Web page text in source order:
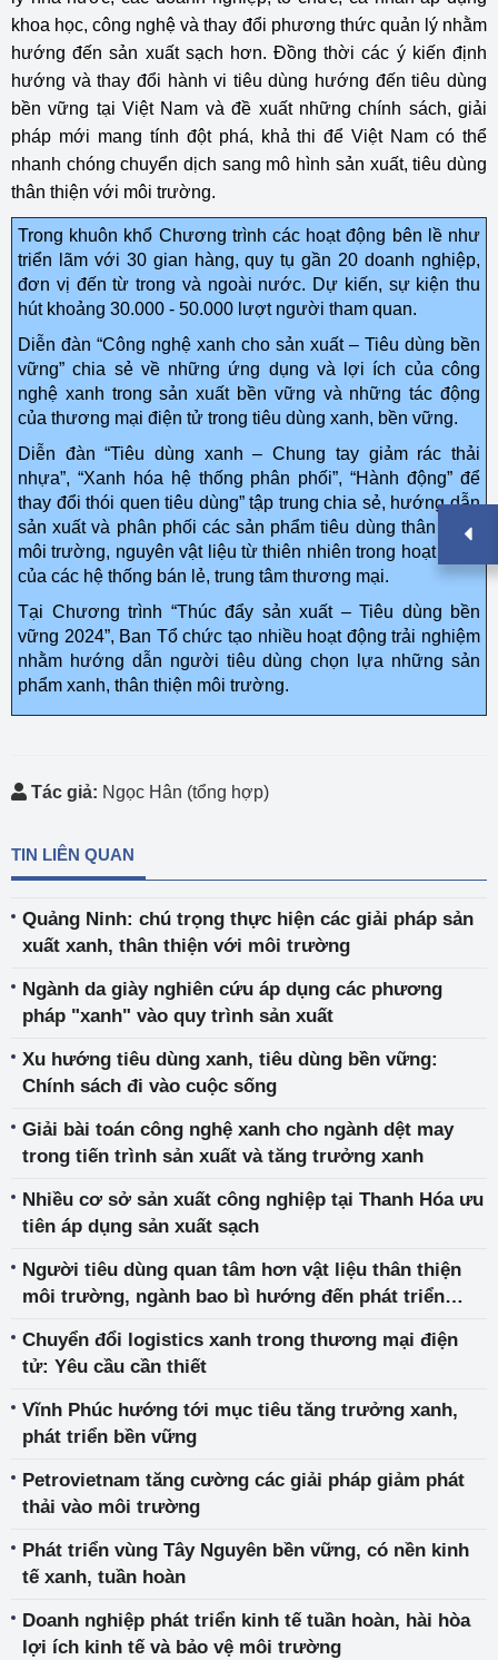
khoa học, công nghệ và thay đổi phương thức quản lý nhằm
hướng đến sản xuất sạch hơn. Đồng thời các ý kiến định
hướng và thay đổi hành vi tiêu dùng hướng đến tiêu dùng
bền vững tại Việt Nam và đề xuất những chính sách, giải
pháp mới mang tính đột phá, khả thi để Việt Nam có thể
nhanh chóng chuyển dịch sang mô hình sản xuất, tiêu dùng
thân thiện với môi trường.
Trong khuôn khổ Chương trình các hoạt động bên lề như
triển lãm với 30 gian hàng, quy tụ gần 20 doanh nghiệp,
đơn vị đến từ trong và ngoài nước. Dự kiến, sự kiện thu
hút khoảng 30.000 - 50.000 lượt người tham quan.
Diễn đàn “Công nghệ xanh cho sản xuất – Tiêu dùng bền
vững” chia sẻ về những ứng dụng và lợi ích của công
nghệ xanh trong sản xuất bền vững và những tác động
của thương mại điện tử trong tiêu dùng xanh, bền vững.
Diễn đàn “Tiêu dùng xanh – Chung tay giảm rác thải
nhựa”, “Xanh hóa hệ thống phân phối”, “Hành động” để
thay đổi thói quen tiêu dùng” tập trung chia sẻ, hướng dẫn
sản xuất và phân phối các sản phẩm tiêu dùng thân thiện
môi trường, nguyên vật liệu từ thiên nhiên trong hoạt động
của các hệ thống bán lẻ, trung tâm thương mại.
Tại Chương trình “Thúc đẩy sản xuất – Tiêu dùng bền
vững 2024”, Ban Tổ chức tạo nhiều hoạt động trải nghiệm
nhằm hướng dẫn người tiêu dùng chọn lựa những sản
phẩm xanh, thân thiện môi trường.
Tác giả: Ngọc Hân (tổng hợp)
TIN LIÊN QUAN
Quảng Ninh: chú trọng thực hiện các giải pháp sản
xuất xanh, thân thiện với môi trường
Ngành da giày nghiên cứu áp dụng các phương
pháp "xanh" vào quy trình sản xuất
Xu hướng tiêu dùng xanh, tiêu dùng bền vững:
Chính sách đi vào cuộc sống
Giải bài toán công nghệ xanh cho ngành dệt may
trong tiến trình sản xuất và tăng trưởng xanh
Nhiều cơ sở sản xuất công nghiệp tại Thanh Hóa ưu
tiên áp dụng sản xuất sạch
Người tiêu dùng quan tâm hơn vật liệu thân thiện
môi trường, ngành bao bì hướng đến phát triển
Chuyển đổi logistics xanh trong thương mại điện
tử: Yêu cầu cần thiết
Vĩnh Phúc hướng tới mục tiêu tăng trưởng xanh,
phát triển bền vững
Petrovietnam tăng cường các giải pháp giảm phát
thải vào môi trường
Phát triển vùng Tây Nguyên bền vững, có nền kinh
tế xanh, tuần hoàn
Doanh nghiệp phát triển kinh tế tuần hoàn, hài hòa
lợi ích kinh tế và bảo vệ môi trường